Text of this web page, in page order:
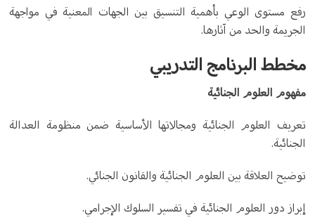
رفع مستوى الوعي بأهمية التنسيق بين الجهات المعنية في مواجهة
الجريمة والحد من آثارها.
مخطط البرنامج التدريبي
مفهوم العلوم الجنائية
تعريف العلوم الجنائية ومجالاتها الأساسية ضمن منظومة العدالة
الجنائية.
توضيح العلاقة بين العلوم الجنائية والقانون الجنائي.
إبراز دور العلوم الجنائية في تفسير السلوك الإجرامي.